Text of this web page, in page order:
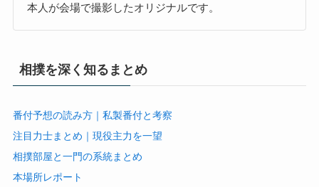
本人が会場で撮影したオリジナルです。
相撲を深く知るまとめ
番付予想の読み方｜私製番付と考察
注目力士まとめ｜現役主力を一望
相撲部屋と一門の系統まとめ
本場所レポート